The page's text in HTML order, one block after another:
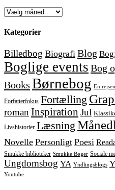
Arkiv
Kategorier
Billedbog Biografi Blog
Boglige events Bog
Books Børnebog En
Forfatterfokus Fortælling
romanInspiration Jul
Livshistorier Læsning
Novelle Personligt Poesi
Smukke biblioteker Smukke Bøger Sociale
Ungdomsbog YA Yndlingsblogs
Youtube